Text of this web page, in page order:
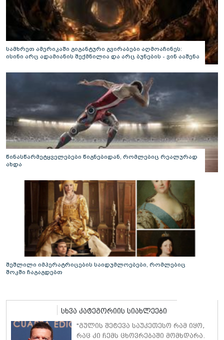
სამხრეთ ამერიკაში გიგანტური გვირაბები აღმოაჩინეს:
ისინი არც ადამიანის შექმნილია და არც ბუნების - ვინ ააშენა
წინასწარმეტყველებები წიგნებიდან, რომლებიც რეალურად
ახდა
შეშლილი იმპერატრიცების საიდუმლოებები, რომლებიც
შოკში ჩაგაგდებთ
სხვა კატეგორიის სიახლეები
"გულის შეტევა საუკეთესო რამ იყო,
რაც კი ჩემს ცხოვრებაში მომხდარა.